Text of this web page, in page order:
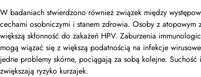
W badaniach stwierdzono również związek między
cechami osobniczymi i stanem zdrowia. Osoby z atopowym
większą skłonność do zakażeń HPV. Zaburzenia
mogą wiązać się z większą podatnością na infekcje
jedne problemy skórne, pociągają za sobą kolejne.
zwiększają ryzyko kurzajek.